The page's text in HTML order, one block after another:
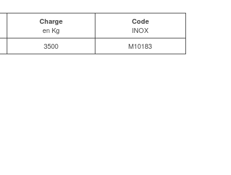
Charge
en Kg
Code
INOX
3500 M10183